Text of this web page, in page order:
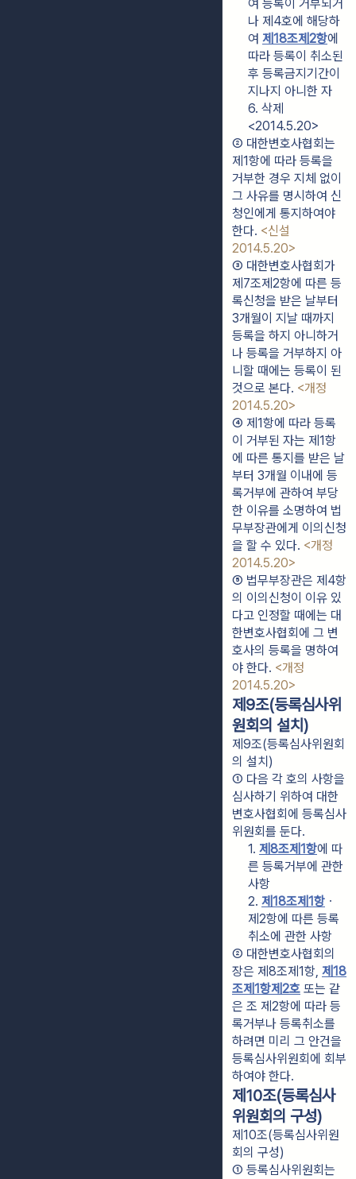
여 등록이 거부되거
나 제4호에 해당하
여 제18조제2항에
따라 등록이 취소된
후 등록금지기간이
지나지 아니한 자
6. 삭제
<2014.5.20>
② 대한변호사협회는
제1항에 따라 등록을
거부한 경우 지체 없이
그 사유를 명시하여 신
청인에게 통지하여야
한다. <신설
2014.5.20>
③ 대한변호사협회가
제7조제2항에 따른 등
록신청을 받은 날부터
3개월이 지날 때까지
등록을 하지 아니하거
나 등록을 거부하지 아
니할 때에는 등록이 된
것으로 본다. <개정
2014.5.20>
④ 제1항에 따라 등록
이 거부된 자는 제1항
에 따른 통지를 받은 날
부터 3개월 이내에 등
록거부에 관하여 부당
한 이유를 소명하여 법
무부장관에게 이의신청
을 할 수 있다. <개정
2014.5.20>
⑤ 법무부장관은 제4항
의 이의신청이 이유 있
다고 인정할 때에는 대
한변호사협회에 그 변
호사의 등록을 명하여
야 한다. <개정
2014.5.20>
제9조(등록심사위
원회의 설치)
제9조(등록심사위원회
의 설치)
① 다음 각 호의 사항을
심사하기 위하여 대한
변호사협회에 등록심사
위원회를 둔다.
1. 제8조제1항에 따
른 등록거부에 관한
사항
2. 제18조제1항 ㆍ
제2항에 따른 등록
취소에 관한 사항
② 대한변호사협회의
장은 제8조제1항, 제18
조제1항제2호 또는 같
은 조 제2항에 따라 등
록거부나 등록취소를
하려면 미리 그 안건을
등록심사위원회에 회부
하여야 한다.
제10조(등록심사
위원회의 구성)
제10조(등록심사위원
회의 구성)
① 등록심사위원회는